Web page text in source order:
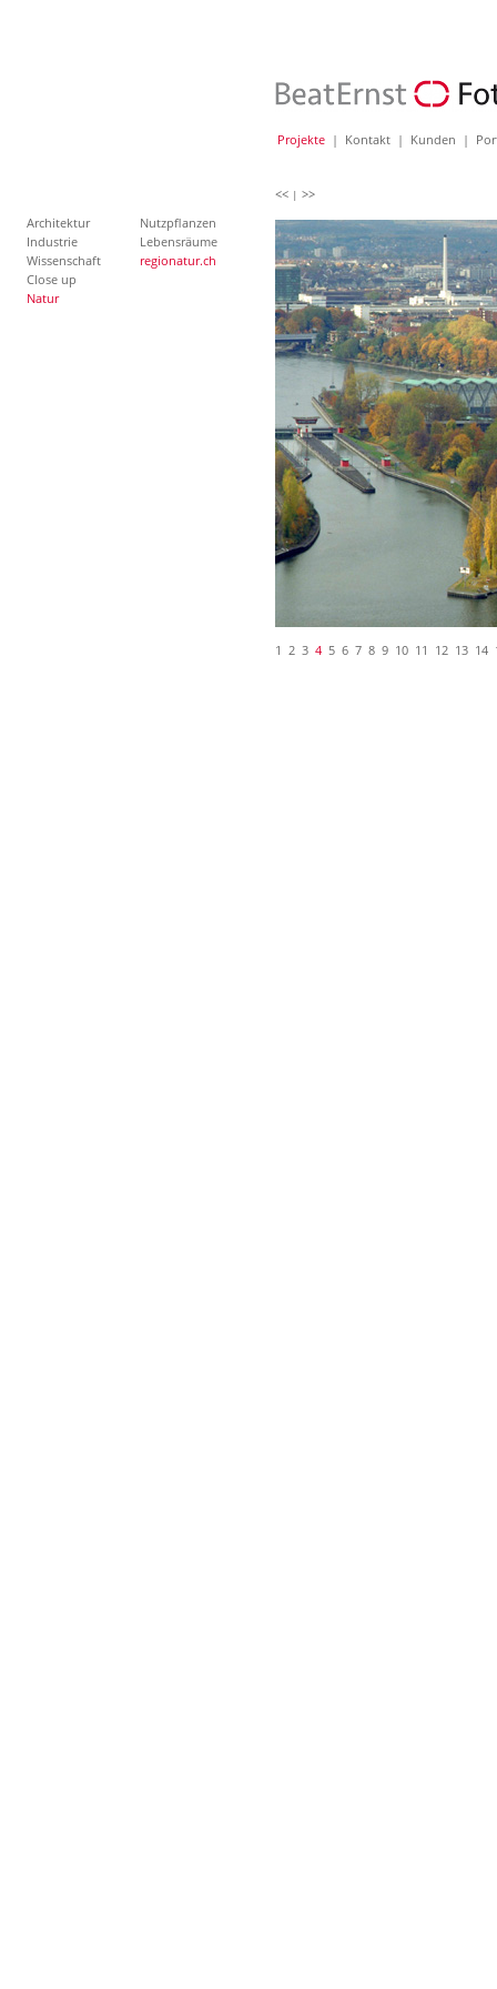
Projekte | Kontakt | Kunden |
Architektur
Industrie
Wissenschaft
Close up
Natur
Nutzpflanzen
Lebensräume
regionatur.ch
<< | >>
1 2 3 4 5 6 7 8 9 10 11 12 13 14